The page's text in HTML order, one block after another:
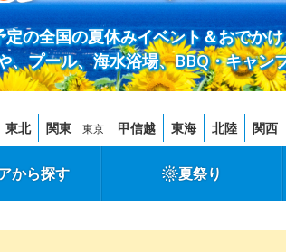
の全国の夏休みイベント＆おでか
、プール、海水浴場、BBQ・キャン
東北 関東 東京 甲信越 東海 北陸 関西
から探す 夏祭り